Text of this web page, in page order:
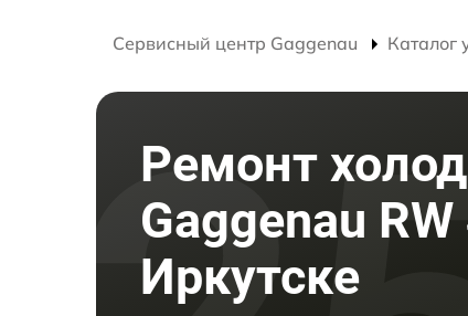
Сервисный центр Gaggenau Каталог
Ремонт
Gaggenau
Иркутске